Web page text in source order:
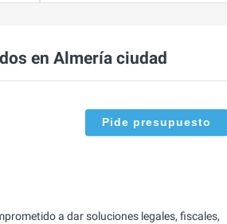
en Almería ciudad
Pide presupuesto
a dar soluciones legales, fiscales,